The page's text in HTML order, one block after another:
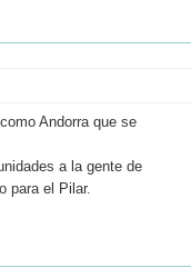
Andorra que se
a la gente de
para el Pilar.